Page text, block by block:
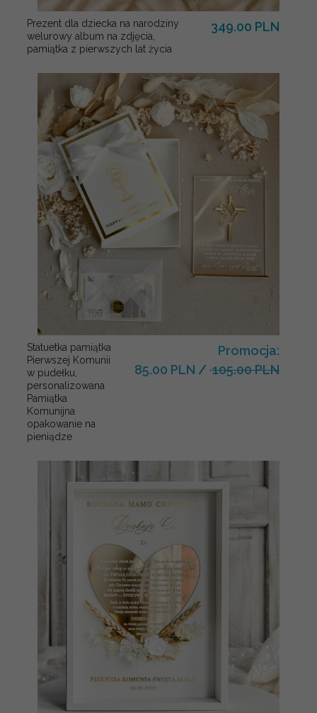
Prezent dla dziecka na narodziny
welurowy album na zdjęcia,
pamiątka z pierwszych lat życia
349.00 PLN
Statuetka pamiątka
Pierwszej Komunii
w pudełku,
personalizowana
Pamiątka
Komunijna
opakowanie na
pieniądze
Promocja:
85.00 PLN / 105.00 PLN